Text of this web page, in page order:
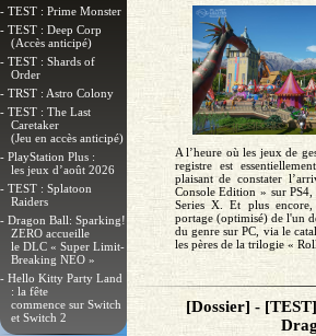
- TEST : Prime Monster
- TEST : Deep Corp
(Accès anticipé)
- TEST : Shards of
Order
- TRST : Astro Colony
- TEST : The Last
Caretaker
(Jeu en accès anticipé)
- PlayStation Plus :
les jeux d’août 2026
- TEST : Splatoon
Raiders
- Dragon Ball: Sparking!
ZERO accueille
le DLC « Super Limit-
Breaking NEO »
- Hello Kitty Party Land
: la fête
commence sur Switch
et Switch 2
A l’heure où les jeux de
registre est
plaisant de constater
Console Edition » sur
Series X. Et plus
portage (optimisé) de l'un
du genre sur PC, via le
les pères de la trilogie «
[Dossier] -